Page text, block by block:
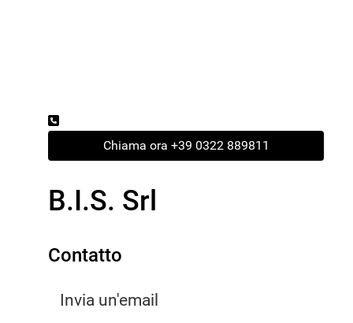
Telefono
Chiama ora +39 0322 889811
B.I.S. Srl
Contatto
Invia un'email